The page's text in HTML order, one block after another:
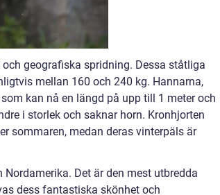
geografiska spridning. Dessa ståtliga
mellan 160 och 240 kg. Hannarna,
kan nå en längd på upp till 1 meter och
i storlek och saknar horn. Kronhjorten
sommaren, medan deras vinterpäls är
Det är den mest utbredda
dess fantastiska skönhet och